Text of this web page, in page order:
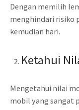
Dengan memilih
menghindari risiko
kemudian hari.
Ketahui
Mengetahui nilai
mobil yang sangat